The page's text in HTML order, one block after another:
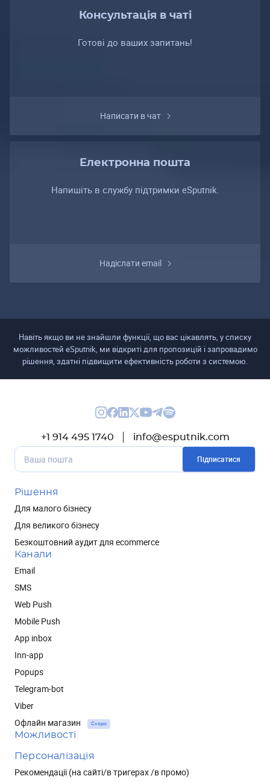
Консультація в чаті
Готові до ваших запитань!
Написати в чат
Електронна пошта
Напишіть в службу підтримки eSputnik.
Надіслати email
Навіть якщо ви не знайшли функції, що вас цікавлять, у списку
можливостей eSputnik, ми відкриті для пропозицій і запровадимо
рішення, здатні підвищити ефективність роботи з системою.
+1 914 495 1740 info@esputnik.com
Підписатися
Рішення
Для малого бізнесу
Для великого бізнесу
Безкоштовний аудит для ecommerce
Канали
Email
SMS
Web Push
Mobile Push
App inbox
Inn-app
Popups
Telegram-bot
Viber
Офлайн магазин
Скоро
Можливості
Персоналізація
Рекомендації (на сайті/в тригерах /в промо)